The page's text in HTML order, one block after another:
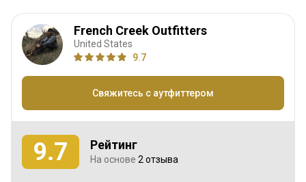
French Creek Outfitters
United States
9.7
Свяжитесь с аутфиттером
9.7 Рейтинг
На основе 2 отзыва